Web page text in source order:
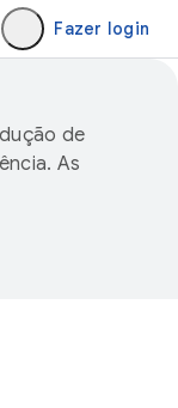
Fazer login
de
As